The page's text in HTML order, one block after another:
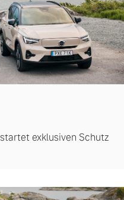
exklusiven Schutz